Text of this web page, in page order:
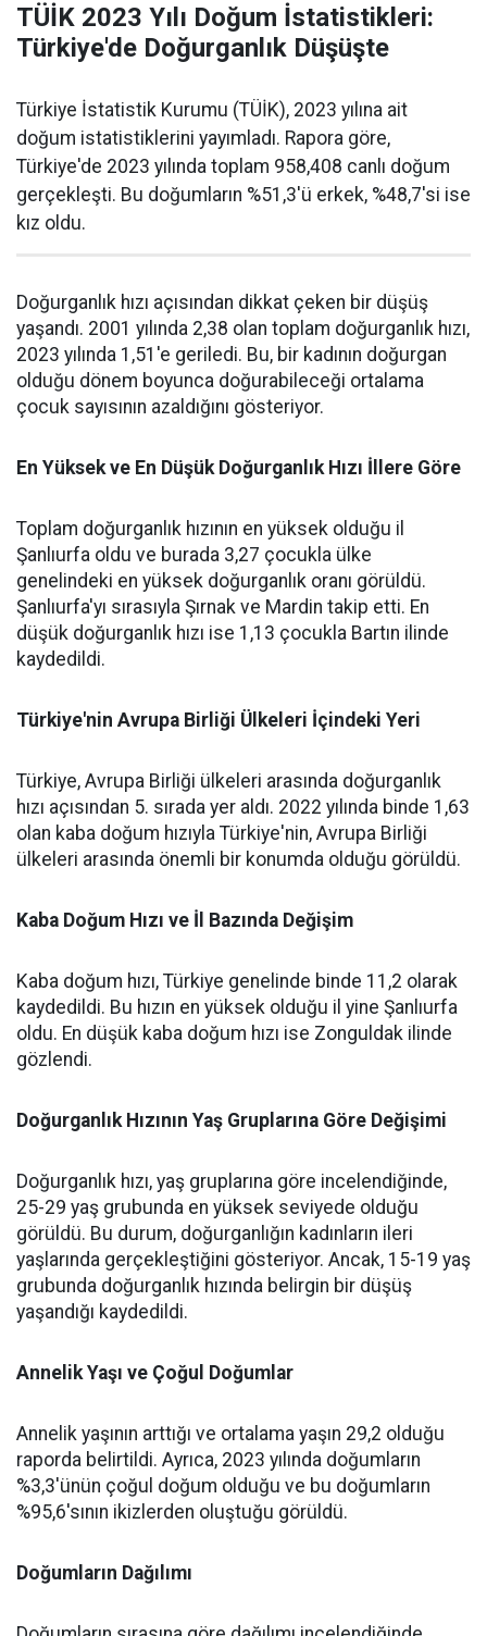
TÜİK 2023 Yılı Doğum İstatistikleri:
Türkiye'de Doğurganlık Düşüşte
Türkiye İstatistik Kurumu (TÜİK), 2023 yılına ait
doğum istatistiklerini yayımladı. Rapora göre,
Türkiye'de 2023 yılında toplam 958,408 canlı doğum
gerçekleşti. Bu doğumların %51,3'ü erkek, %48,7'si ise
kız oldu.
Doğurganlık hızı açısından dikkat çeken bir düşüş
yaşandı. 2001 yılında 2,38 olan toplam doğurganlık hızı,
2023 yılında 1,51'e geriledi. Bu, bir kadının doğurgan
olduğu dönem boyunca doğurabileceği ortalama
çocuk sayısının azaldığını gösteriyor.
En Yüksek ve En Düşük Doğurganlık Hızı İllere Göre
Toplam doğurganlık hızının en yüksek olduğu il
Şanlıurfa oldu ve burada 3,27 çocukla ülke
genelindeki en yüksek doğurganlık oranı görüldü.
Şanlıurfa'yı sırasıyla Şırnak ve Mardin takip etti. En
düşük doğurganlık hızı ise 1,13 çocukla Bartın ilinde
kaydedildi.
Türkiye'nin Avrupa Birliği Ülkeleri İçindeki Yeri
Türkiye, Avrupa Birliği ülkeleri arasında doğurganlık
hızı açısından 5. sırada yer aldı. 2022 yılında binde 1,63
olan kaba doğum hızıyla Türkiye'nin, Avrupa Birliği
ülkeleri arasında önemli bir konumda olduğu görüldü.
Kaba Doğum Hızı ve İl Bazında Değişim
Kaba doğum hızı, Türkiye genelinde binde 11,2 olarak
kaydedildi. Bu hızın en yüksek olduğu il yine Şanlıurfa
oldu. En düşük kaba doğum hızı ise Zonguldak ilinde
gözlendi.
Doğurganlık Hızının Yaş Gruplarına Göre Değişimi
Doğurganlık hızı, yaş gruplarına göre incelendiğinde,
25-29 yaş grubunda en yüksek seviyede olduğu
görüldü. Bu durum, doğurganlığın kadınların ileri
yaşlarında gerçekleştiğini gösteriyor. Ancak, 15-19 yaş
grubunda doğurganlık hızında belirgin bir düşüş
yaşandığı kaydedildi.
Annelik Yaşı ve Çoğul Doğumlar
Annelik yaşının arttığı ve ortalama yaşın 29,2 olduğu
raporda belirtildi. Ayrıca, 2023 yılında doğumların
%3,3'ünün çoğul doğum olduğu ve bu doğumların
%95,6'sının ikizlerden oluştuğu görüldü.
Doğumların Dağılımı